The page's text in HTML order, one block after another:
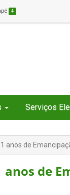
4
Serviços
anos de
anos de